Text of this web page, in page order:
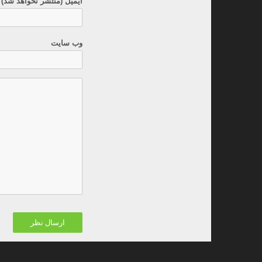
وب سایت